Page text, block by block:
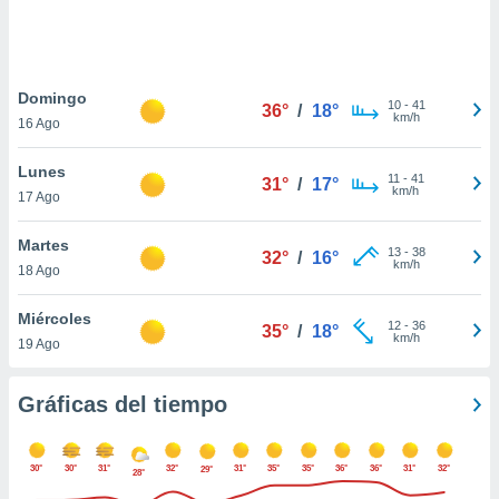
únicos
similares
como
sitio
de
posible
en
a lo que
Para
Domingo
16 Ago
36° / 18° 10- 41
km/h
Lunes
17 Ago
31° / 17° 11 - 41
km/h
Martes
18 Ago
32° / 16° 13- 38
km/h
Miércoles
19 Ago
35° / 18° 12- 36
km/h
Gráficas del tiempo
30° 30° 31° 28° 32° 29° 31° 35° 35° 36° 36° 31° 32°